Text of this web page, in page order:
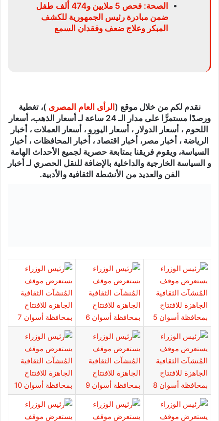
الصحة: فحص 5 ملايين و474 ألف طفل
ضمن مبادرة رئيس الجمهورية للكشف
المبكر وعلاج ضعف وفقدان السمع
نقدم لكم من خلال موقع (الرأى العام المصرى )، تغطية
ورصدًا مستمرًّا على مدار الـ 24 ساعة لـ أسعار الذهب، أسعار
اللحوم ، أسعار الدولار ، أسعار اليورو ، أسعار العملات ، أخبار
الرياضة ، أخبار مصر، أخبار اقتصاد ، أخبار المحافظات ، أخبار
السياسة، ويقوم فريقنا بمتابعة حصرية لجميع الأحداث الهامة
و السياسة الخارجية والداخلية بالإضافة للنقل الحصري لـ أخبار
الفن والعديد من الأنشطة الثقافية والأدبية.